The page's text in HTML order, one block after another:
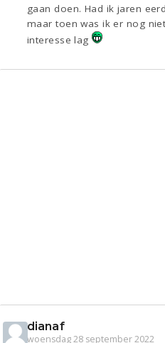
gaan doen. Had ik jaren
maar toen was ik er nog
interesse lag
dianaf
woensdag 28 september 2022